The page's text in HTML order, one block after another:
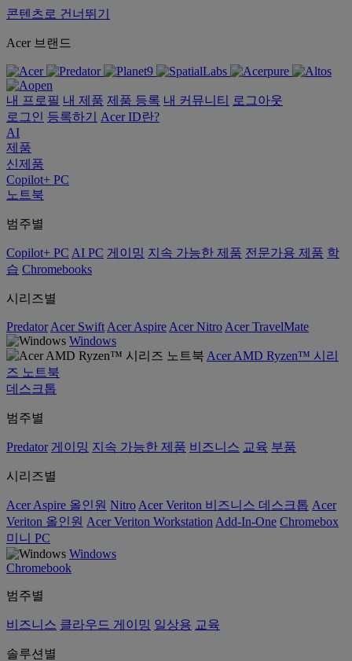
콘텐츠로 건너뛰기
Acer 브랜드
내 프로필 내 제품 제품 등록 내 커뮤니티
로그아웃
로그인
등록하기
Acer ID란?
AI
제품
신제품
Copilot+ PC
노트북
범주별
Copilot+ PC AI PC 게이밍 지속 가능한 제품 전문가용 제품 학
습 Chromebooks
시리즈별
Predator Acer Swift Acer Aspire Acer Nitro Acer TravelMate
Windows
Acer AMD Ryzen™ 시리
즈 노트북
데스크톱
범주별
Predator 게이밍 지속 가능한 제품 비즈니스 교육 부품
시리즈별
Acer Aspire 올인원 Nitro Acer Veriton 비즈니스 데스크톱 Acer
Veriton 올인원 Acer Veriton Workstation Add-In-One Chromebox
미니 PC
Windows
Chromebook
범주별
비즈니스 클라우드 게이밍 일상용 교육
솔루션별